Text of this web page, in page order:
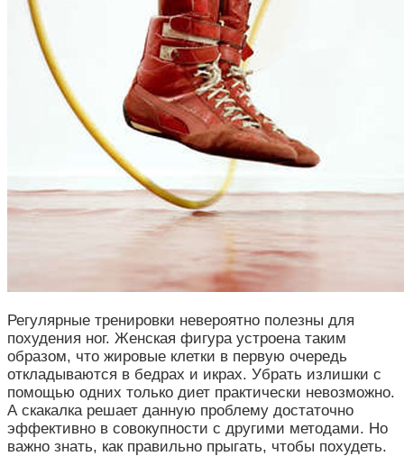
Регулярные тренировки невероятно полезны для
похудения ног. Женская фигура устроена таким
образом, что жировые клетки в первую очередь
откладываются в бедрах и икрах. Убрать излишки с
помощью одних только диет практически невозможно.
А скакалка решает данную проблему достаточно
эффективно в совокупности с другими методами. Но
важно знать, как правильно прыгать, чтобы похудеть.